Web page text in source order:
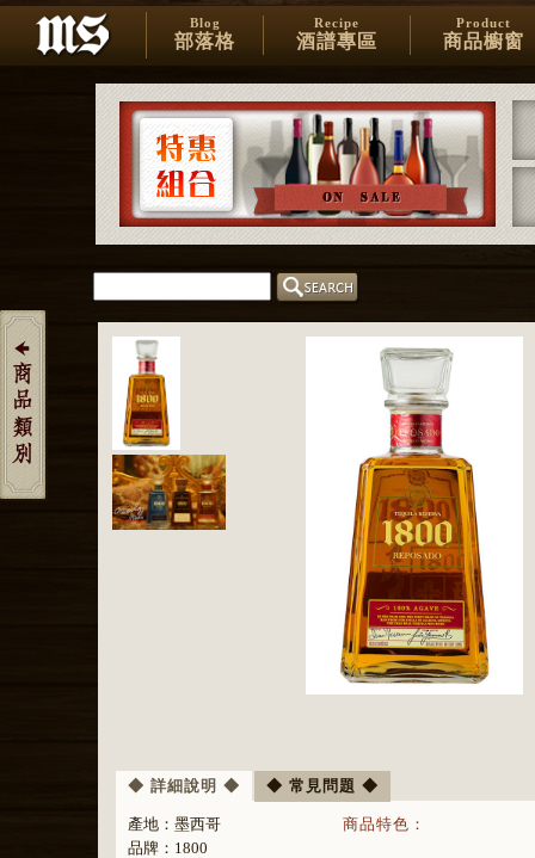
Blog
部落格
Recipe
酒譜專區
Product
商品櫥窗
◆ 詳細說明 ◆ ◆ 常見問題 ◆
產地： 墨西哥
品牌： 1800
商品特色：